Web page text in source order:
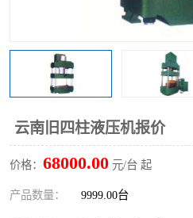
云南旧四柱液压机报价
价格： 68000.00 元/台 起
产品数量： 9999.00台